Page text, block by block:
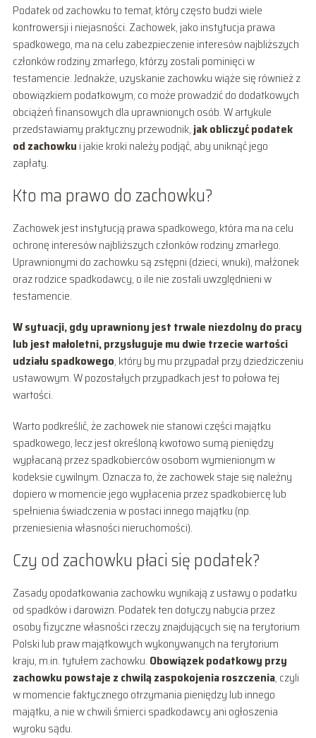
Podatek od zachowku to temat, który często budzi wiele
kontrowersji i niejasności. Zachowek, jako instytucja prawa
spadkowego, ma na celu zabezpieczenie interesów najbliższych
członków rodziny zmarłego, którzy zostali pominięci w
testamencie. Jednakże, uzyskanie zachowku wiąże się również z
obowiązkiem podatkowym, co może prowadzić do dodatkowych
obciążeń finansowych dla uprawnionych osób. W artykule
przedstawiamy praktyczny przewodnik, jak obliczyć podatek
od zachowku i jakie kroki należy podjąć, aby uniknąć jego
zapłaty.
Kto ma prawo do zachowku?
Zachowek jest instytucją prawa spadkowego, która ma na celu
ochronę interesów najbliższych członków rodziny zmarłego.
Uprawnionymi do zachowku są zstępni (dzieci, wnuki), małżonek
oraz rodzice spadkodawcy, o ile nie zostali uwzględnieni w
testamencie.
W sytuacji, gdy uprawniony jest trwale niezdolny do pracy
lub jest małoletni, przysługuje mu dwie trzecie wartości
udziału spadkowego, który by mu przypadał przy dziedziczeniu
ustawowym. W pozostałych przypadkach jest to połowa tej
wartości.
Warto podkreślić, że zachowek nie stanowi części majątku
spadkowego, lecz jest określoną kwotowo sumą pieniędzy
wypłacaną przez spadkobierców osobom wymienionym w
kodeksie cywilnym. Oznacza to, że zachowek staje się należny
dopiero w momencie jego wypłacenia przez spadkobiercę lub
spełnienia świadczenia w postaci innego majątku (np.
przeniesienia własności nieruchomości).
Czy od zachowku płaci się podatek?
Zasady opodatkowania zachowku wynikają z ustawy o podatku
od spadków i darowizn. Podatek ten dotyczy nabycia przez
osoby fizyczne własności rzeczy znajdujących się na terytorium
Polski lub praw majątkowych wykonywanych na terytorium
kraju, m.in. tytułem zachowku. Obowiązek podatkowy przy
zachowku powstaje z chwilą zaspokojenia roszczenia, czyli
w momencie faktycznego otrzymania pieniędzy lub innego
majątku, a nie w chwili śmierci spadkodawcy ani ogłoszenia
wyroku sądu.